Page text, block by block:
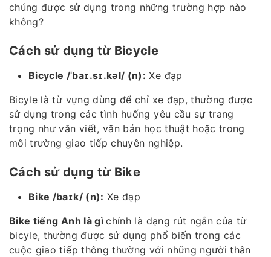
chúng được sử dụng trong những trường hợp nào
không?
Cách sử dụng từ Bicycle
Bicycle /ˈbaɪ.sɪ.kəl/ (n): Xe đạp
Bicyle là từ vựng dùng để chỉ xe đạp, thường được
sử dụng trong các tình huống yêu cầu sự trang
trọng như văn viết, văn bản học thuật hoặc trong
môi trường giao tiếp chuyên nghiệp.
Cách sử dụng từ Bike
Bike /baɪk/ (n): Xe đạp
Bike tiếng Anh là gì chính là dạng rút ngắn của từ
bicyle, thường được sử dụng phổ biến trong các
cuộc giao tiếp thông thường với những người thân